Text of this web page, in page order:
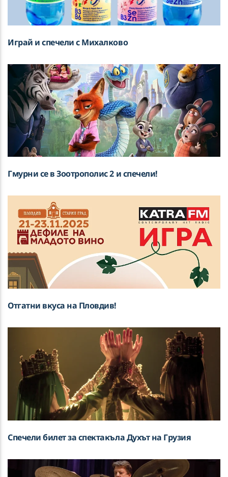
Играй и спечели с Михалково
Гмурни се в Зоотрополис 2 и спечели!
Отгатни вкуса на Пловдив!
Спечели билет за спектакъла Духът на Грузия